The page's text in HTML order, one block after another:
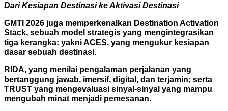
Dari Kesiapan Destinasi ke Aktivasi Destinasi
GMTI 2026 juga memperkenalkan Destination Activation
Stack, sebuah model strategis yang mengintegrasikan
tiga kerangka: yakni ACES, yang mengukur kesiapan
dasar sebuah destinasi.
RIDA, yang menilai pengalaman perjalanan yang
bertanggung jawab, imersif, digital, dan terjamin; serta
TRUST yang mengevaluasi sinyal-sinyal yang mampu
mengubah minat menjadi pemesanan.